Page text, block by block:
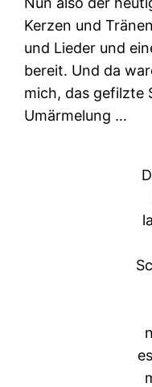
Kerzen und
und Lieder und
bereit. Und da
mich, das gefilzte
Umärmelung …